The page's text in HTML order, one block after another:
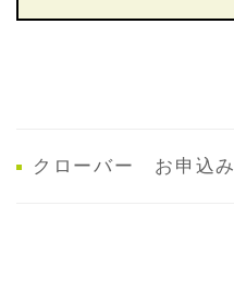
クローバー お申込み